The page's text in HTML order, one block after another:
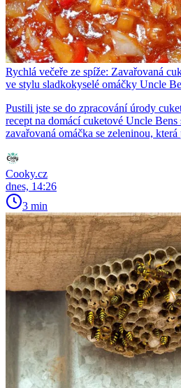
Rychlá večeře ze spíže: Zavařovaná
ve stylu sladkokyselé omáčky Uncle
Pustili jste se do zpracování úrody
recept na domácí cuketové Uncle Bens
zavařovaná omáčka se zeleninou,
Cooky.cz
dnes, 14:26
3 min